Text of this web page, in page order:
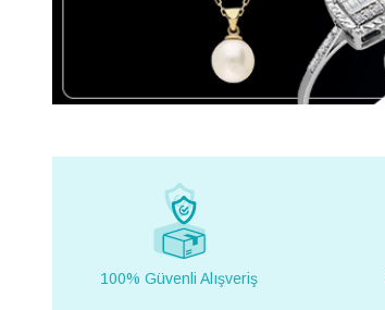
100% Güvenli Alışveriş